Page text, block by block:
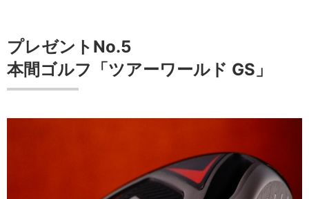
プレゼントNo.5
本間ゴルフ「ツアーワールド GS」